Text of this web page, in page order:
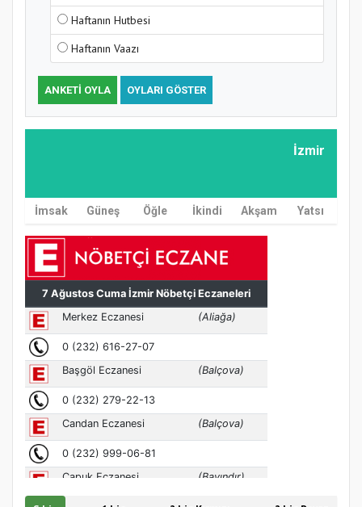
MÜFTÜ ABULSELAM ÖZDERE’YE ZİYARET
Haftanın Hutbesi
Haftanın Vaazı
ANKETI OYLA OYLARI GÖSTER
İzmir
İmsak Güneş Öğle İkindi Akşam Yatsı